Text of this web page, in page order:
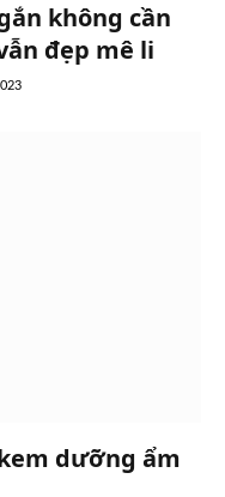
không cần
đẹp mê li
dưỡng ẩm